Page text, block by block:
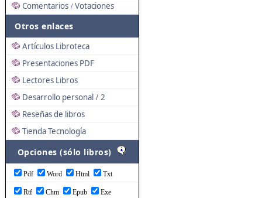
Comentarios / Votaciones
Otros enlaces
Artículos Libroteca
Presentaciones PDF
Lectores Libros
Desarrollo personal / 2
Reseñas de libros
Tienda Tecnología
Opciones (sólo libros)
Pdf Word Html Txt
Rtf Chm Epub Exe